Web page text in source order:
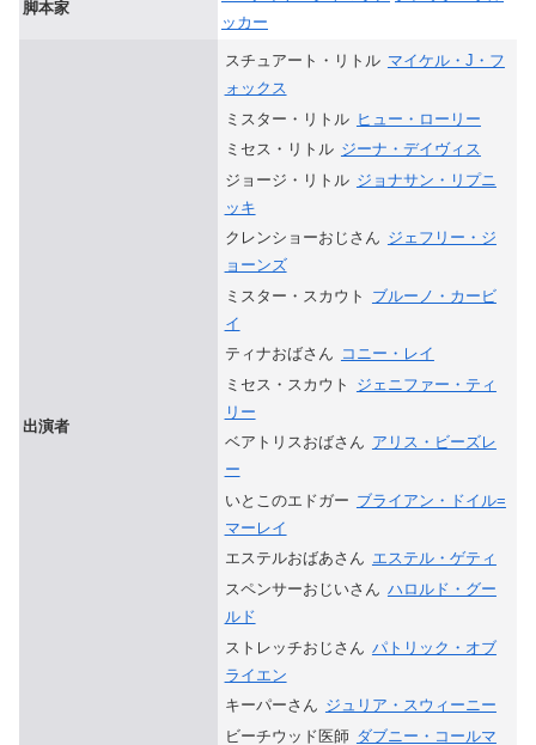
脚本家
ッカー
出演者
スチュアート・リトル マイケル・J・フ
ォックス
ミスター・リトル ヒュー・ローリー
ミセス・リトル ジーナ・デイヴィス
ジョージ・リトル ジョナサン・リプニ
ッキ
クレンショーおじさん ジェフリー・ジ
ョーンズ
ミスター・スカウト
ブルーノ・カービ
イ
ティナおばさん コニー・レイ
ミセス・スカウト
ジェニファー・ティ
リー
ベアトリスおばさん アリス・ビーズレ
ー
いとこのエドガー ブライアン・ドイル=
マーレイ
エステルおばあさん エステル・ゲティ
スペンサーおじいさん ハロルド・グー
ルド
ストレッチおじさん パトリック・オブ
ライエン
キーパーさん ジュリア・スウィーニー
ビーチウッド医師 ダブニー・コールマ